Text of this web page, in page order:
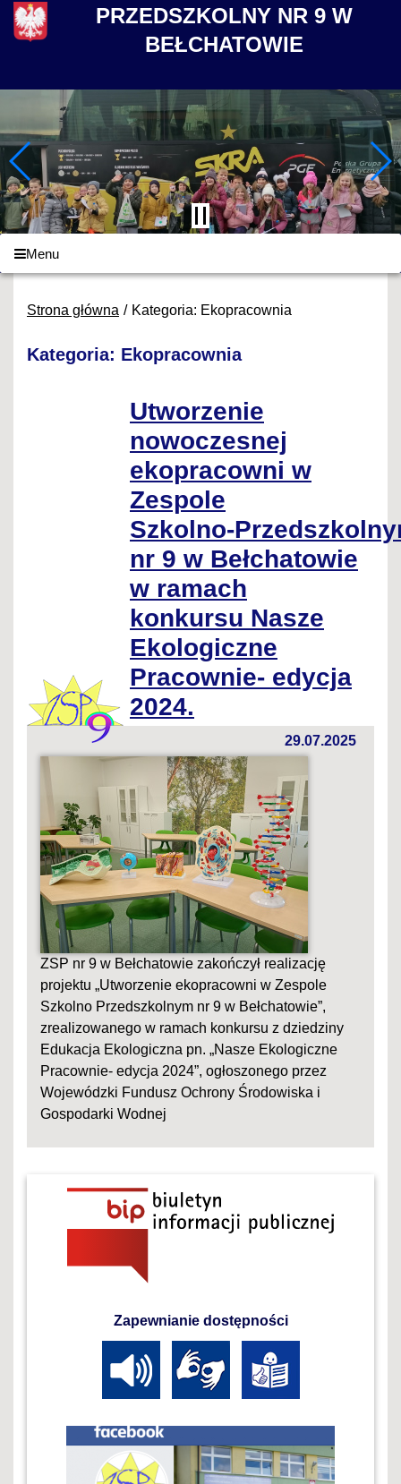
PRZEDSZKOLNY NR 9 W
BEŁCHATOWIE
Menu
Zapewnianie dostępności
Strona główna Kategoria: Ekopracownia
Kategoria: Ekopracownia
Utworzenie
nowoczesnej
ekopracowni w
Zespole
nr 9 w Bełchatowie
w ramach
konkursu Nasze
Ekologiczne
Pracownie- edycja
2024.
29.07.2025
ZSP nr 9 w Bełchatowie zakończył realizację
projektu „Utworzenie ekopracowni w Zespole
Szkolno Przedszkolnym nr 9 w Bełchatowie”,
zrealizowanego w ramach konkursu z dziedziny
Edukacja Ekologiczna pn. „Nasze Ekologiczne
Pracownie- edycja 2024”, ogłoszonego przez
Wojewódzki Fundusz Ochrony Środowiska i
Gospodarki Wodnej